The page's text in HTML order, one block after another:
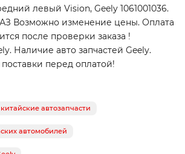
левый Vision, Geely 1061001036.
Возможно изменение цены. Оплата
после проверки заказа !
Наличие авто запчастей Geely.
перед оплатой!
китайские автозапчасти
автомобилей